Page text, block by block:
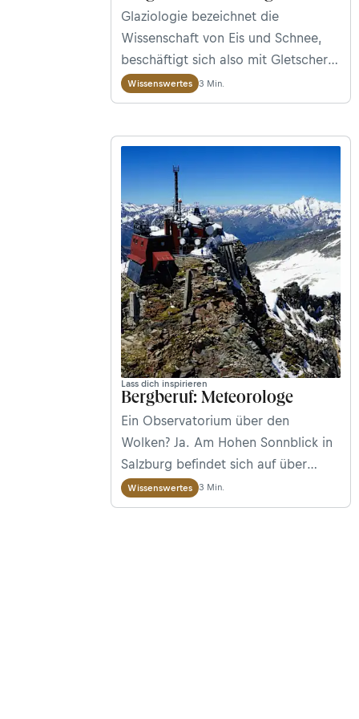
Glaziologie bezeichnet die
Wissenschaft von Eis und Schnee,
beschäftigt sich also mit Gletschern
im weitesten Sinne. Wir haben mit
Glaziologin Andrea Fischer vom
Gebirgsforschung gesprochen und
sie um eine Vorstellung ihres Berufs
gebeten.
Wissenswertes 3 Min.
Lass dich inspirieren
Bergberuf: Meteorologe
Ein Observatorium über den
Wolken? Ja. Am Hohen Sonnblick in
Salzburg befindet sich auf über
3.000 Metern das Sonnblick
Observatorium der ZAMG. Was dort
Wissenswertes 3 Min.